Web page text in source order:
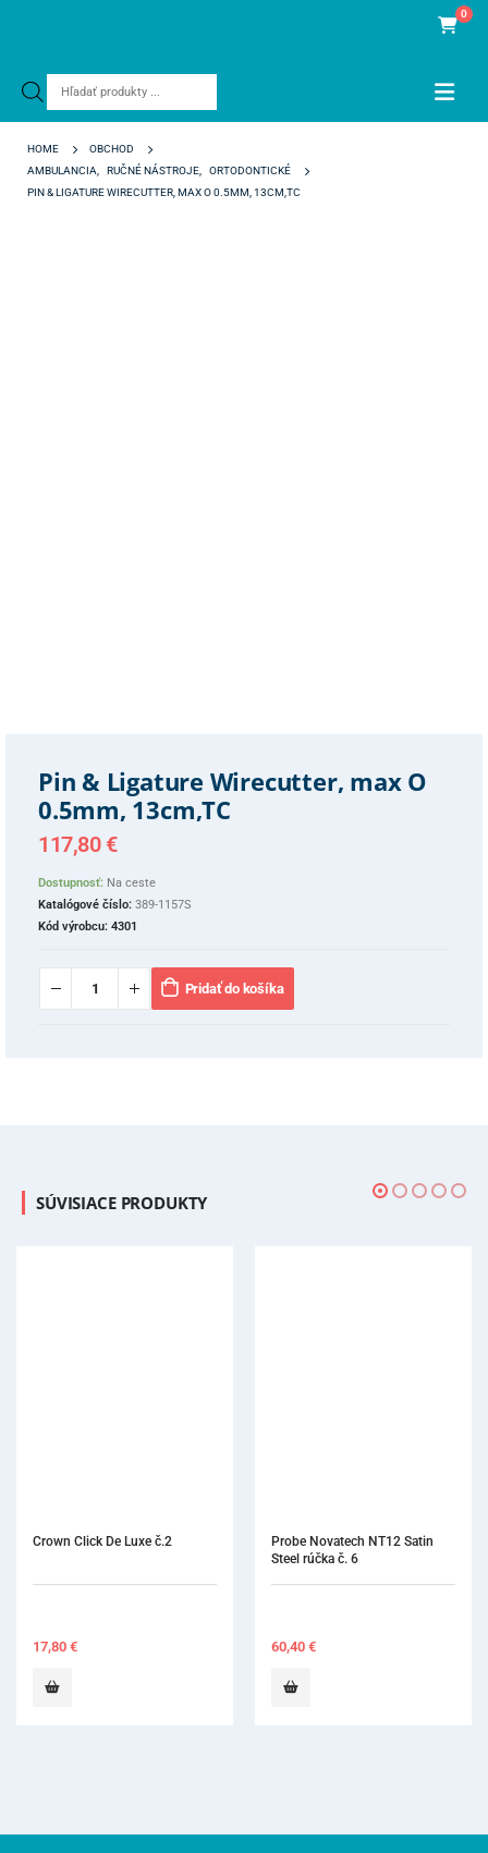
Products
0
HOME
OBCHOD
AMBULANCIA
RUČNÉ NÁSTROJE
ORTODONTICKÉ
PIN & LIGATURE WIRECUTTER, MAX O 0.5MM, 13CM,TC
Pin & Ligature Wirecutter, max O
0.5mm, 13cm,TC
117,80 €
Dostupnosť: Na ceste
Katalógové číslo: 389-1157S
Kód výrobcu: 4301
Pridať do košíka
SÚVISIACE PRODUKTY
Probe Novatech NT12 Satin
60,40
Scaler 204S Satin Steel rúčka
7
79,00